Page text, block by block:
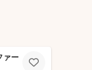
ァー